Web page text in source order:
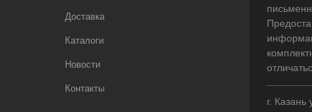
Доставка
Каталоги
Новости
Контакты
г.